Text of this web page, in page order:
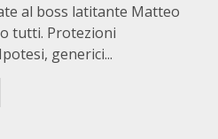
al boss latitante Matteo
tutti. Protezioni
generici...